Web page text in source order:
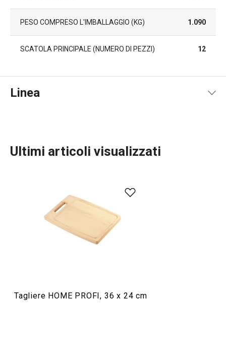
PESO COMPRESO L'IMBALLAGGIO (KG) 1.090
SCATOLA PRINCIPALE (NUMERO DI PEZZI) 12
Linea
Preparazione degli alimenti
Ultimi articoli visualizzati
Tagliere HOME PROFI, 36 x 24 cm